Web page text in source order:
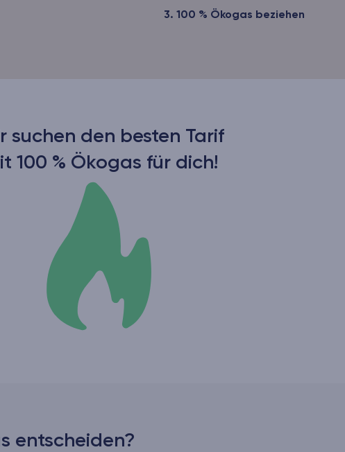
3. 100 % Ökogas beziehen
suchen den besten Tarif
100 % Ökogas für dich!
entscheiden?